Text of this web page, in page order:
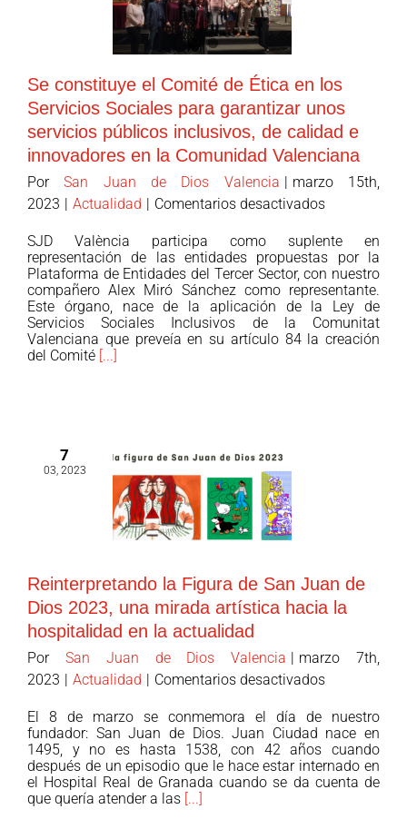
Las
Naves
Se constituye el Comité de Ética en los
Servicios Sociales para garantizar unos
servicios públicos inclusivos, de calidad e
innovadores en la Comunidad Valenciana
PorSan Juan de Dios Valencia | marzo 15th,
2023 | Actualidad | Comentarios desactivadosen
constituye
el
Comité
de
Ética
calidad
e
en
la
Valenciana
SJD València participa como suplente en
representación de las entidades propuestas por la
Plataforma de Entidades del Tercer Sector, con nuestro
compañero Alex Miró Sánchez como representante.
Este órgano, nace de la aplicación de la Ley de
Servicios Sociales Inclusivos de la Comunitat
Valenciana que preveía en su artículo 84 la creación
del Comité [...]
7
03, 2023
Reinterpretando la Figura de San Juan de
Dios 2023, una mirada artística hacia la
hospitalidad en la actualidad
Por San Juan de Dios Valencia
marzo 7th,
2023
Actualidad Comentarios desactivadosen
la
Figura
de
San
El 8 de marzo se conmemora el día de nuestro
fundador: San Juan de Dios. Juan Ciudad nace en
1495, y no es hasta 1538, con 42 años cuando
después de un episodio que le hace estar internado en
el Hospital Real de Granada cuando se da cuenta de
que quería atender a las [...]